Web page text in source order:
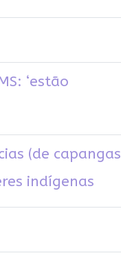
‘estão
(de capangas
indígenas